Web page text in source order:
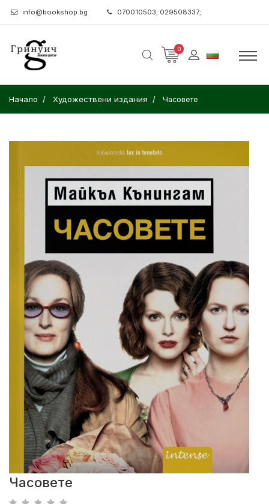
info@bookshop.bg 070010503; 029508337;
0
Начало Художествени издания Часовете
Часовете